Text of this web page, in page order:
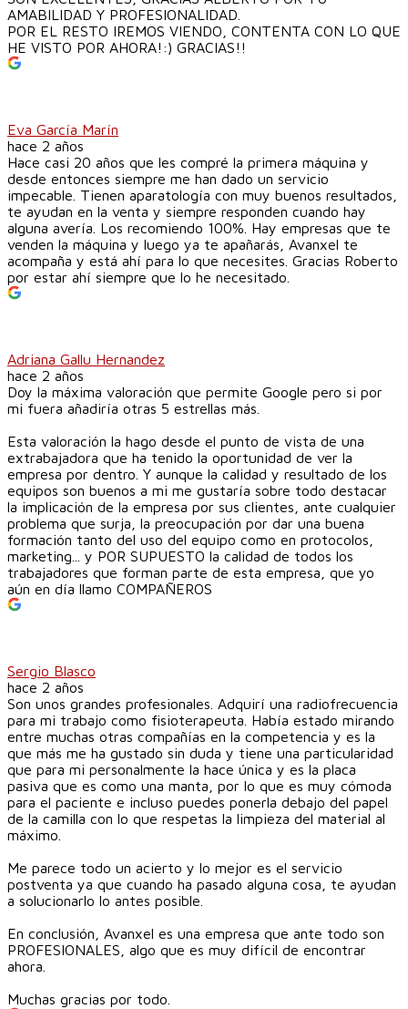
AMABILIDAD Y PROFESIONALIDAD.
POR EL RESTO IREMOS VIENDO, CONTENTA CON LO QUE
HE VISTO POR AHORA!:) GRACIAS!!
Eva García Marín
hace 2 años
Hace casi 20 años que les compré la primera máquina y
desde entonces siempre me han dado un servicio
impecable. Tienen aparatología con muy buenos resultados,
te ayudan en la venta y siempre responden cuando hay
alguna avería. Los recomiendo 100%. Hay empresas que te
venden la máquina y luego ya te apañarás, Avanxel te
acompaña y está ahí para lo que necesites. Gracias Roberto
por estar ahí siempre que lo he necesitado.
Adriana Gallu Hernandez
hace 2 años
Doy la máxima valoración que permite Google pero si por
mi fuera añadiría otras 5 estrellas más.
Esta valoración la hago desde el punto de vista de una
extrabajadora que ha tenido la oportunidad de ver la
empresa por dentro. Y aunque la calidad y resultado de los
equipos son buenos a mi me gustaría sobre todo destacar
la implicación de la empresa por sus clientes, ante cualquier
problema que surja, la preocupación por dar una buena
formación tanto del uso del equipo como en protocolos,
marketing... y POR SUPUESTO la calidad de todos los
trabajadores que forman parte de esta empresa, que yo
aún en día llamo COMPAÑEROS
Sergio Blasco
hace 2 años
Son unos grandes profesionales. Adquirí una radiofrecuencia
para mi trabajo como fisioterapeuta. Había estado mirando
entre muchas otras compañías en la competencia y es la
que más me ha gustado sin duda y tiene una particularidad
que para mi personalmente la hace única y es la placa
pasiva que es como una manta, por lo que es muy cómoda
para el paciente e incluso puedes ponerla debajo del papel
de la camilla con lo que respetas la limpieza del material al
máximo.
Me parece todo un acierto y lo mejor es el servicio
postventa ya que cuando ha pasado alguna cosa, te ayudan
a solucionarlo lo antes posible.
En conclusión, Avanxel es una empresa que ante todo son
PROFESIONALES, algo que es muy difícil de encontrar
ahora.
Muchas gracias por todo.